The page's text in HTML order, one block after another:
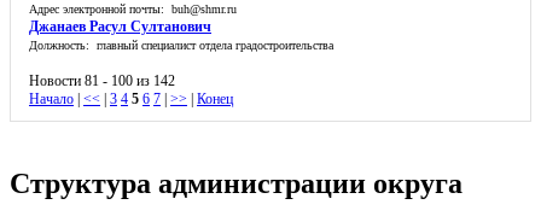
Адрес электронной почты: buh@shmr.ru
Джанаев Расул Султанович
Должность: главный специалист отдела градостроительства
Новости 81 - 100 из 142
Начало | << | 3 4 5 6 7 | >> | Конец
Структура администрации округа